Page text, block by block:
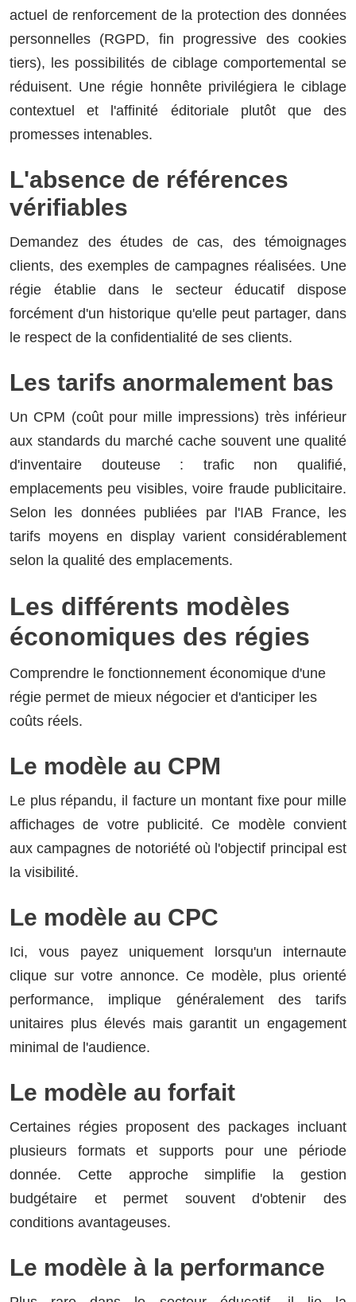
actuel de renforcement de la protection des données
personnelles (RGPD, fin progressive des cookies
tiers), les possibilités de ciblage comportemental se
réduisent. Une régie honnête privilégiera le ciblage
contextuel et l'affinité éditoriale plutôt que des
promesses intenables.
L'absence de références
vérifiables
Demandez des études de cas, des témoignages
clients, des exemples de campagnes réalisées. Une
régie établie dans le secteur éducatif dispose
forcément d'un historique qu'elle peut partager, dans
le respect de la confidentialité de ses clients.
Les tarifs anormalement bas
Un CPM (coût pour mille impressions) très inférieur
aux standards du marché cache souvent une qualité
d'inventaire douteuse : trafic non qualifié,
emplacements peu visibles, voire fraude publicitaire.
Selon les données publiées par l'IAB France, les
tarifs moyens en display varient considérablement
selon la qualité des emplacements.
Les différents modèles
économiques des régies
Comprendre le fonctionnement économique d'une
régie permet de mieux négocier et d'anticiper les
coûts réels.
Le modèle au CPM
Le plus répandu, il facture un montant fixe pour mille
affichages de votre publicité. Ce modèle convient
aux campagnes de notoriété où l'objectif principal est
la visibilité.
Le modèle au CPC
Ici, vous payez uniquement lorsqu'un internaute
clique sur votre annonce. Ce modèle, plus orienté
performance, implique généralement des tarifs
unitaires plus élevés mais garantit un engagement
minimal de l'audience.
Le modèle au forfait
Certaines régies proposent des packages incluant
plusieurs formats et supports pour une période
donnée. Cette approche simplifie la gestion
budgétaire et permet souvent d'obtenir des
conditions avantageuses.
Le modèle à la performance